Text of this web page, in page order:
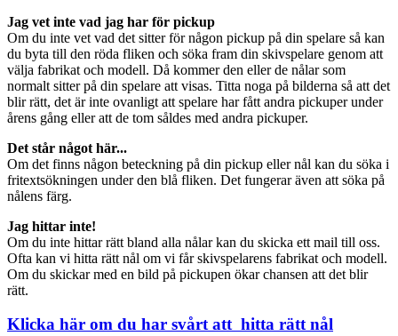
Jag vet inte vad jag har för pickup
Om du inte vet vad det sitter för någon pickup på din spelare så kan
du byta till den röda fliken och söka fram din skivspelare genom att
välja fabrikat och modell. Då kommer den eller de nålar som
normalt sitter på din spelare att visas. Titta noga på bilderna så att det
blir rätt, det är inte ovanligt att spelare har fått andra pickuper under
årens gång eller att de tom såldes med andra pickuper.
Det står något här...
Om det finns någon beteckning på din pickup eller nål kan du söka i
fritextsökningen under den blå fliken. Det fungerar även att söka på
nålens färg.
Jag hittar inte!
Om du inte hittar rätt bland alla nålar kan du skicka ett mail till oss.
Ofta kan vi hitta rätt nål om vi får skivspelarens fabrikat och modell.
Om du skickar med en bild på pickupen ökar chansen att det blir
rätt.
Klicka här om du har svårt att hitta rätt nål